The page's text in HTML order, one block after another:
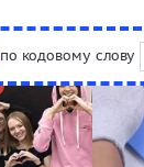
по кодовому слову